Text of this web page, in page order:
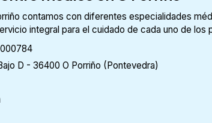
contamos con diferentes especialidades
integral para el cuidado de cada uno de los
D - 36400 O Porriño (Pontevedra)